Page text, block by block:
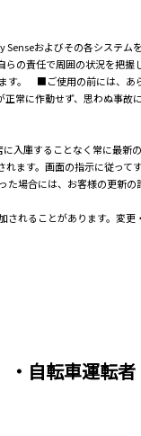
およびその各シス
らの責任で周囲の状況を
す。 ■ご使用の前には、
常に作動せず、思わぬ事故
入庫することなく常に最新
ます。画面の指示に従って
場合には、お客様の更新
れることがあります。変
自転車運転